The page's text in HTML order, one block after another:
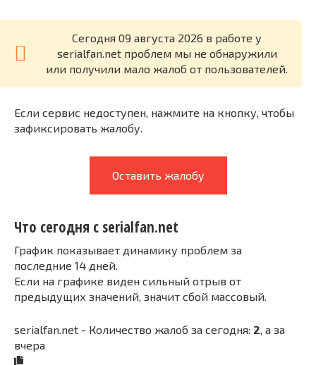
Cегодня 09 августа 2026 в работе у
serialfan.net проблем мы не обнаружили
или получили мало жалоб от пользователей.
Если сервис недоступен, нажмите на кнопку, чтобы
зафиксировать жалобу.
Оставить жалобу
Что сегодня с serialfan.net
График показывает динамику проблем за
последние 14 дней.
Если на графике виден сильный отрыв от
предыдущих значений, значит сбой массовый.
serialfan.net - Количество жалоб за сегодня: 2 , а за
вчера